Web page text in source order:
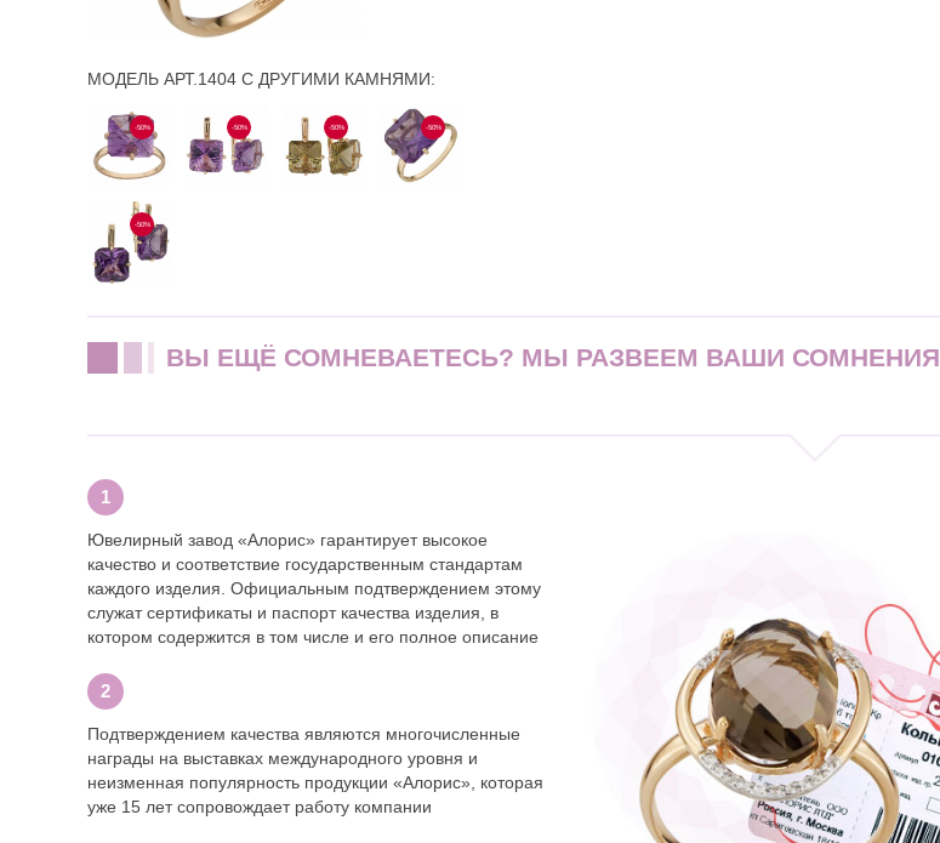
МОДЕЛЬ АРТ.1404 С ДРУГИМИ КАМНЯМИ:
-50% -50% -50% -50%
-50%
ВЫ ЕЩЁ СОМНЕВАЕТЕСЬ? МЫ РАЗВЕЕМ ВАШИ СОМНЕНИЯ
Ювелирный завод «Алорис» гарантирует высокое
качество и соответствие государственным стандартам
каждого изделия. Официальным подтверждением этому
служат сертификаты и паспорт качества изделия, в
котором содержится в том числе и его полное описание
Подтверждением качества являются многочисленные
награды на выставках международного уровня и
неизменная популярность продукции «Алорис», которая
уже 15 лет сопровождает работу компании